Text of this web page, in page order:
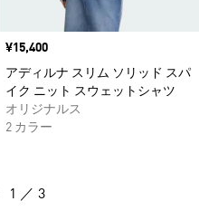
価格
¥15,400
アディルナ スリム ソリッド スパ
イク ニット スウェットシャツ
オリジナルス
2 カラー
1 ／ 3